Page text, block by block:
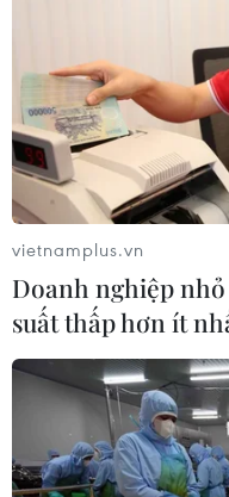
vietnamplus.vn
Doanh nghiệp nhỏ
suất thấp hơn ít